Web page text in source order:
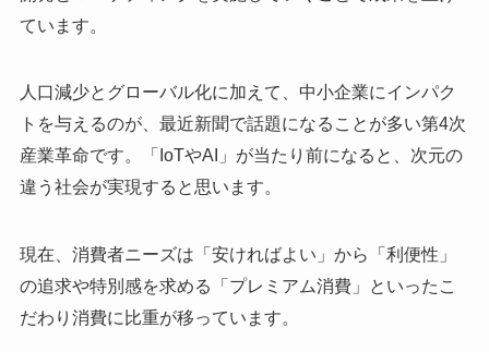
ています。
人口減少とグローバル化に加えて、中小企業にインパク
トを与えるのが、最近新聞で話題になることが多い第4次
産業革命です。「IoTやAI」が当たり前になると、次元の
違う社会が実現すると思います。
現在、消費者ニーズは「安ければよい」から「利便性」
の追求や特別感を求める「プレミアム消費」といったこ
だわり消費に比重が移っています。